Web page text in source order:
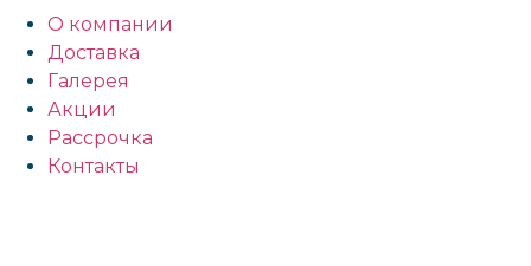
О компании
Доставка
Галерея
Акции
Рассрочка
Контакты